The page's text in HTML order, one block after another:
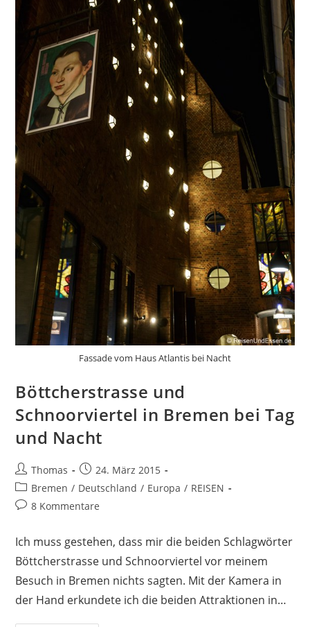
Fassade vom Haus Atlantis bei Nacht
Böttcherstrasse und
Schnoorviertel in Bremen bei Tag
und Nacht
Beitrags-
Autor:
Thomas
Beitrag
veröffentlicht:
24. März 2015
Beitrags-
Kategorie:
Bremen / Deutschland / Europa / REISEN
Beitrags-
8 Kommentare
Ich muss gestehen, dass mir die beiden Schlagwörter
Böttcherstrasse und Schnoorviertel vor meinem
Besuch in Bremen nichts sagten. Mit der Kamera in
der Hand erkundete ich die beiden Attraktionen in…